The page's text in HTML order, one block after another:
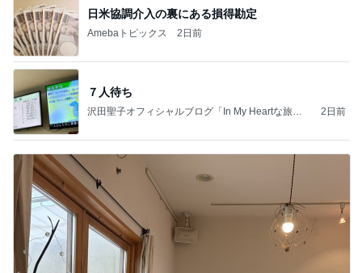
日米協調介入の裏にある損得勘定
Amebaトピックス 2日前
７人待ち
沢田聖子オフィシャルブログ「In My Heartな旅日
2日前